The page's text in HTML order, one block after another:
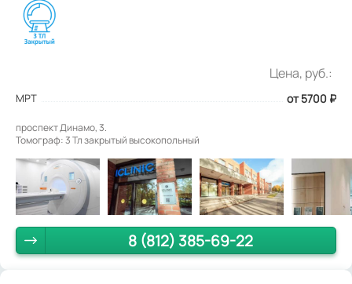
Цена, руб.:
МРТ от 5700 ₽
проспект Динамо, 3.
Томограф: 3 Тл закрытый высокопольный
8 (812) 385-69-22